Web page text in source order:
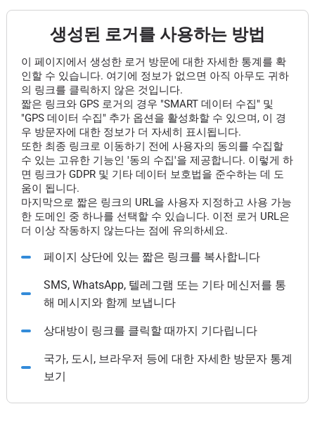
생성된 로거를 사용하는 방법
이 페이지에서 생성한 로거 방문에 대한 자세한 통계를 확
인할 수 있습니다. 여기에 정보가 없으면 아직 아무도 귀하
의 링크를 클릭하지 않은 것입니다.
짧은 링크와 GPS 로거의 경우 "SMART 데이터 수집" 및
"GPS 데이터 수집" 추가 옵션을 활성화할 수 있으며, 이 경
우 방문자에 대한 정보가 더 자세히 표시됩니다.
또한 최종 링크로 이동하기 전에 사용자의 동의를 수집할
수 있는 고유한 기능인 '동의 수집'을 제공합니다. 이렇게 하
면 링크가 GDPR 및 기타 데이터 보호법을 준수하는 데 도
움이 됩니다.
마지막으로 짧은 링크의 URL을 사용자 지정하고 사용 가능
한 도메인 중 하나를 선택할 수 있습니다. 이전 로거 URL은
더 이상 작동하지 않는다는 점에 유의하세요.
페이지 상단에 있는 짧은 링크를 복사합니다
SMS, WhatsApp, 텔레그램 또는 기타 메신저를 통
해 메시지와 함께 보냅니다
상대방이 링크를 클릭할 때까지 기다립니다
국가, 도시, 브라우저 등에 대한 자세한 방문자 통계
보기